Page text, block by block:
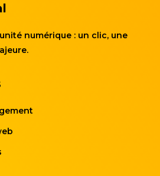
numérique : un clic, une